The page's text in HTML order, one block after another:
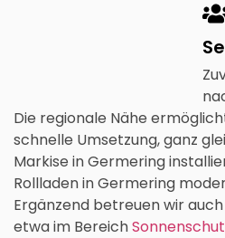
Die regionale Nähe
schnelle Umsetzung, ganz
Markise in Germering
Rollladen in Germering
Ergänzend betreuen wir
etwa im Bereich